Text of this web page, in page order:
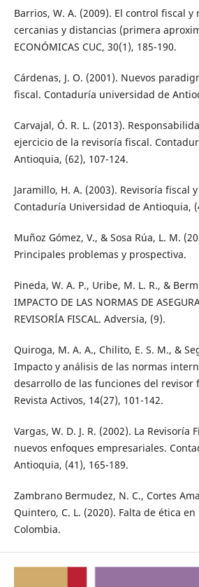
Barrios, W. A. (2009). El control fiscal y
cercanias y distancias (primera
ECONÓMICAS CUC, 30(1), 185-190.
Cárdenas, J. O. (2001). Nuevos
fiscal. Contaduría universidad de
Carvajal, Ó. R. L. (2013).
ejercicio de la revisoría fiscal.
Antioquia, (62), 107-124.
Jaramillo, H. A. (2003). Revisoría fiscal
Contaduría Universidad de Antioquia,
Muñoz Gómez, V., & Sosa Rúa, L. M.
Principales problemas y prospectiva.
Pineda, W. A. P., Uribe, M. L. R., &
IMPACTO DE LAS NORMAS DE
REVISORÍA FISCAL. Adversia, (9).
Quiroga, M. A. A., Chilito, E. S. M., &
Impacto y análisis de las normas
desarrollo de las funciones del revisor
Revista Activos, 14(27), 101-142.
Vargas, W. D. J. R. (2002). La Revisoría
nuevos enfoques empresariales.
Antioquia, (41), 165-189.
Zambrano Bermudez, N. C., Cortes
Quintero, C. L. (2020). Falta de ética
Colombia.